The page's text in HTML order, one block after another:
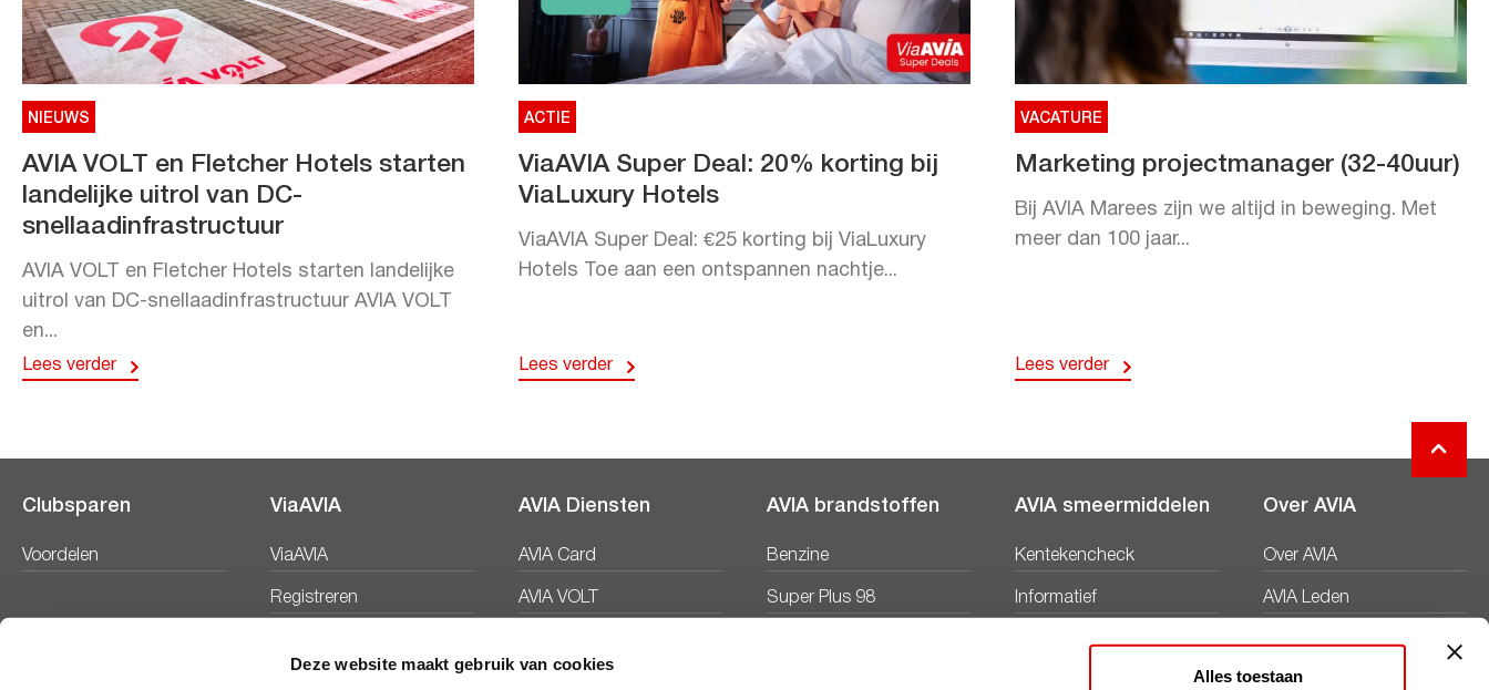
Deze website maakt gebruik van cookies
Alles toestaan
NIEUWS
AVIA VOLT en Fletcher Hotels starten
landelijke uitrol van DC-
snellaadinfrastructuur
AVIA VOLT en Fletcher Hotels starten landelijke
uitrol van DC-snellaadinfrastructuur AVIA VOLT
en...
Lees verder
ACTIE
ViaAVIA Super Deal: 20% korting bij
ViaLuxury Hotels
ViaAVIA Super Deal: €25 korting bij ViaLuxury
Hotels Toe aan een ontspannen nachtje...
Lees verder
VACATURE
Marketing projectmanager (32-40uur)
Bij AVIA Marees zijn we altijd in beweging. Met
meer dan 100 jaar...
Lees verder
Clubsparen
Voordelen
ViaAVIA
ViaAVIA
Registreren
AVIA Diensten
AVIA Card
AVIA VOLT
AVIA brandstoffen
Benzine
Super Plus 98
AVIA smeermiddelen
Kentekencheck
Informatief
Productbladen
Over AVIA
Over AVIA
AVIA Leden
Nieuws
Duurzaamheid